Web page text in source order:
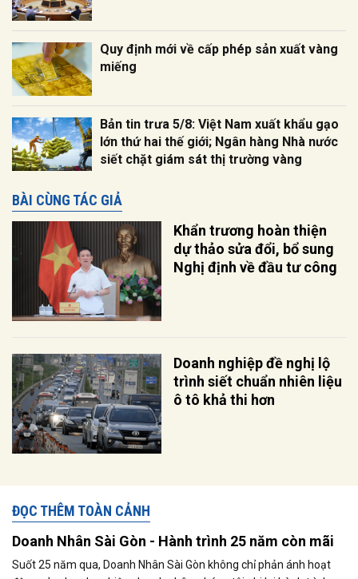
Quy định mới về cấp phép sản xuất vàng
miếng
Bản tin trưa 5/8: Việt Nam xuất khẩu gạo
lớn thứ hai thế giới; Ngân hàng Nhà nước
siết chặt giám sát thị trường vàng
BÀI CÙNG TÁC GIẢ
Khẩn trương hoàn thiện
dự thảo sửa đổi, bổ sung
Nghị định về đầu tư công
Doanh nghiệp đề nghị lộ
trình siết chuẩn nhiên liệu
ô tô khả thi hơn
ĐỌC THÊM TOÀN CẢNH
Doanh Nhân Sài Gòn - Hành trình 25 năm còn mãi
Suốt 25 năm qua, Doanh Nhân Sài Gòn không chỉ phản ánh hoạt